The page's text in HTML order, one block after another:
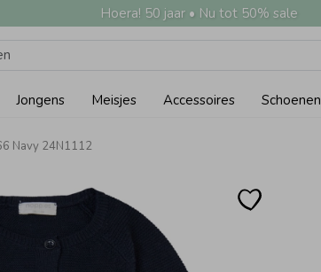
Hoera! 50 jaar • Nu tot 50% sale
Jongens Meisjes Accessoires Schoenen
Navy 24N1112